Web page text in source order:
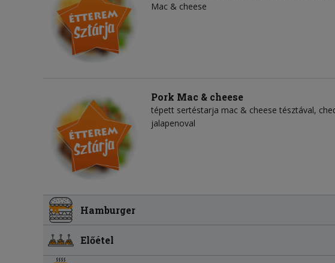
Mac & cheese
Pork Mac & cheese
tépett sertéstarja mac & cheese tésztával,
jalapenoval
Hamburger
Előétel